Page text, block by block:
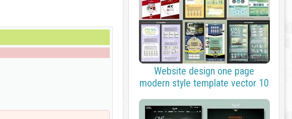
Website design one page
modern style template vector 10